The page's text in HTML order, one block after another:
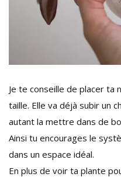
Je te conseille de placer ta
taille. Elle va déjà subir un
autant la mettre dans de
Ainsi tu encourages le
dans un espace idéal.
En plus de voir ta plante